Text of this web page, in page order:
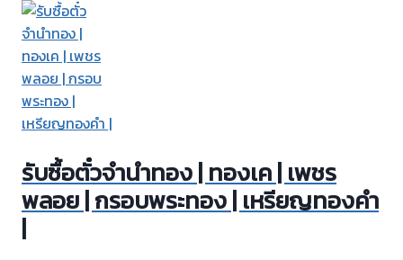
Skip
content
รับซื้อตั๋วจำนำทอง | ทองเค | เพชร
พลอย | กรอบพระทอง | เหรียญทองคำ
|